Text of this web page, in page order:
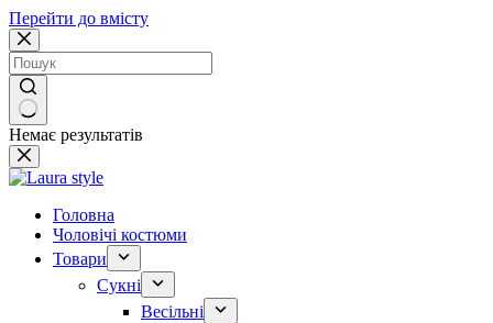
Перейти до вмісту
Немає результатів
Головна
Чоловічі костюми
Товари
Сукні
Весільні